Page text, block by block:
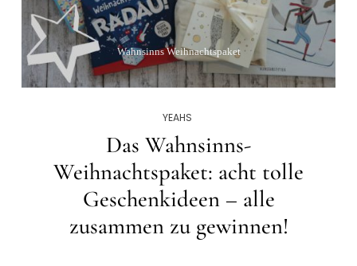
Wahnsinns Weihnachtspaket
YEAHS
Das Wahnsinns-
Weihnachtspaket: acht tolle
Geschenkideen – alle
zusammen zu gewinnen!